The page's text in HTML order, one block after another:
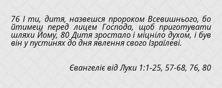
76 І ти, дитя, назвешся пророком Всевишнього, бо
йтимеш перед лицем Господа, щоб приготувати
шляхи Йому, 80 Дитя зростало і міцніло духом, і був
він у пустинях до дня явлення свого Ізраїлеві.
Євангеліє від Луки 1:1-25, 57-68, 76, 80